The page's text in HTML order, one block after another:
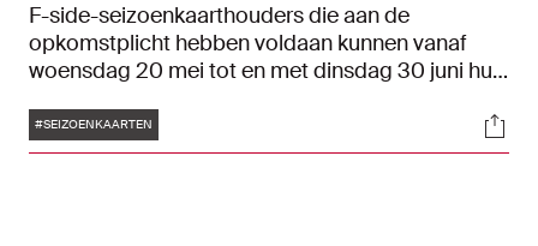
F-side-seizoenkaarthouders die aan de
opkomstplicht hebben voldaan kunnen vanaf
woensdag 20 mei tot en met dinsdag 30 juni hun
loggen in de Ticketshop.
Tags
#SEIZOENKAARTEN